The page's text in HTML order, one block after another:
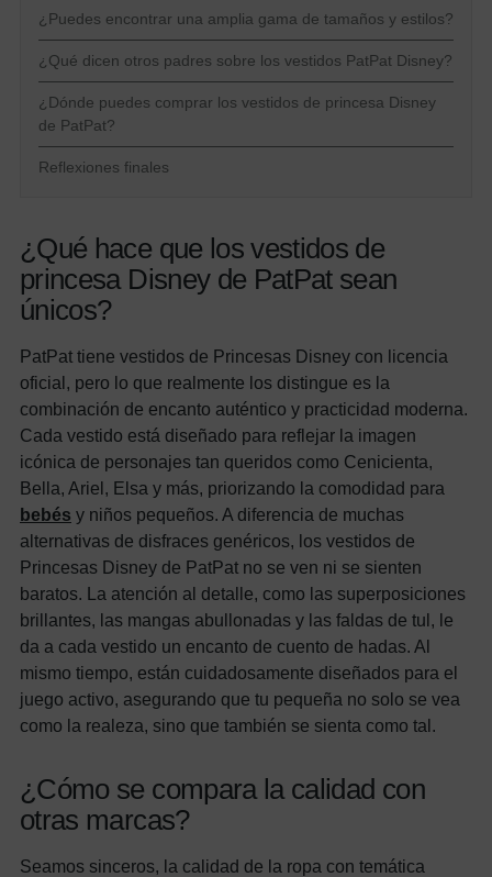
¿Puedes encontrar una amplia gama de tamaños y estilos?
¿Qué dicen otros padres sobre los vestidos PatPat Disney?
¿Dónde puedes comprar los vestidos de princesa Disney
de PatPat?
Reflexiones finales
¿Qué hace que los vestidos de
princesa Disney de PatPat sean
únicos?
PatPat tiene vestidos de Princesas Disney con licencia
oficial, pero lo que realmente los distingue es la
combinación de encanto auténtico y practicidad moderna.
Cada vestido está diseñado para reflejar la imagen
icónica de personajes tan queridos como Cenicienta,
Bella, Ariel, Elsa y más, priorizando la comodidad para
bebés y niños pequeños. A diferencia de muchas
alternativas de disfraces genéricos, los vestidos de
Princesas Disney de PatPat no se ven ni se sienten
baratos. La atención al detalle, como las superposiciones
brillantes, las mangas abullonadas y las faldas de tul, le
da a cada vestido un encanto de cuento de hadas. Al
mismo tiempo, están cuidadosamente diseñados para el
juego activo, asegurando que tu pequeña no solo se vea
como la realeza, sino que también se sienta como tal.
¿Cómo se compara la calidad con
otras marcas?
Seamos sinceros, la calidad de la ropa con temática